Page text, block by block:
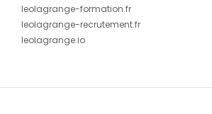
leolagrange-formation.fr
leolagrange-recrutement.fr
leolagrange.io